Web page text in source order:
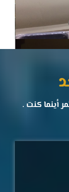
أينما كنت .